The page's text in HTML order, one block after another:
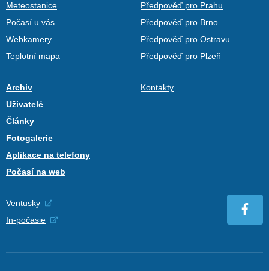
Meteostanice
Počasí u vás
Webkamery
Teplotní mapa
Předpověď pro Prahu
Předpověď pro Brno
Předpověď pro Ostravu
Předpověď pro Plzeň
Archiv
Uživatelé
Články
Fotogalerie
Aplikace na telefony
Počasí na web
Kontakty
Ventusky
In-počasie